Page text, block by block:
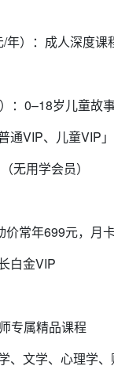
年）：成人深度课
：0–18岁儿童故
通VIP、儿童VIP
无用学会员）
价常年699元，月
白金VIP
专属精品课程
、文学、心理学